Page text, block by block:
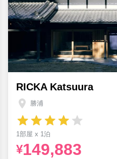
RICKA Katsuura
勝浦
1部屋 x 1泊
¥149,883